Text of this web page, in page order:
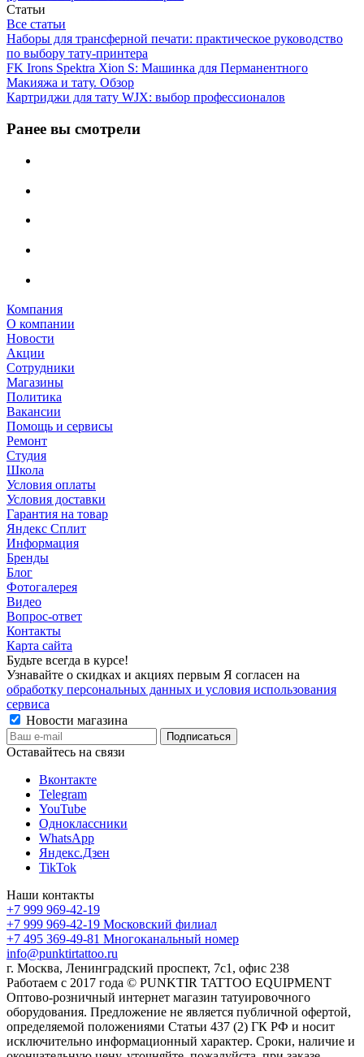
Статьи
Все статьи
Наборы для трансферной печати: практическое руководство
по выбору тату‑принтера
FK Irons Spektra Xion S: Машинка для Перманентного
Макияжа и тату. Обзор
Картриджи для тату WJX: выбор профессионалов
Ранее вы смотрели
Компания
О компании
Новости
Акции
Сотрудники
Магазины
Политика
Вакансии
Помощь и сервисы
Ремонт
Студия
Школа
Условия оплаты
Условия доставки
Гарантия на товар
Яндекс Сплит
Информация
Бренды
Блог
Фотогалерея
Видео
Вопрос-ответ
Контакты
Карта сайта
Будьте всегда в курсе!
Узнавайте о скидках и акциях первым Я согласен на
обработку персональных данных и условия использования
сервиса
Новости магазина
Оставайтесь на связи
Вконтакте
Telegram
YouTube
Одноклассники
WhatsApp
Яндекс.Дзен
TikTok
Наши контакты
+7 999 969-42-19
+7 999 969-42-19 Московский филиал
+7 495 369-49-81 Многоканальный номер
info@punktirtattoo.ru
г. Москва, Ленинградский проспект, 7с1, офис 238
Работаем с 2017 года © PUNKTIR TATTOO EQUIPMENT
Оптово-розничный интернет магазин татуировочного
оборудования. Предложение не является публичной офертой,
определяемой положениями Статьи 437 (2) ГК РФ и носит
исключительно информационный характер. Сроки, наличие и